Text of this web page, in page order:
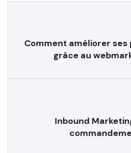
Comment améliorer
grâce au
Inbound